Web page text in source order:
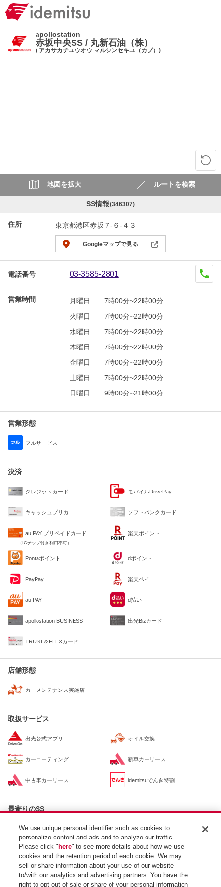
apollostation
赤坂中央SS / 丸新石油（株）
( アカサカチユウオウ マルシンセキユ（カブ）)
SS情報 (346307)
住所 東京都港区赤坂７-６-４３
Googleマップで見る
電話番号 03-3585-2801
営業時間 月曜日
7時00分~22時00分
火曜日
7時00分~22時00分
水曜日
7時00分~22時00分
木曜日
7時00分~22時00分
金曜日
7時00分~22時00分
土曜日
7時00分~22時00分
日曜日
9時00分~21時00分
地図を拡大 ルートを検索
営業形態
フルサービス
決済
クレジットカード モバイルDrivePay
キャッシュプリカ ソフトバンクカード
au PAY プリペイドカード
（ICチップ付き利用不可）
楽天ポイント
Pontaポイント dポイント
PayPay 楽天ペイ
au PAY d払い
apollostation BUSINESS 出光Bizカード
TRUST＆FLEXカード
店舗形態
カーメンテナンス実施店
取扱サービス
出光公式アプリ オイル交換
カーコーティング 新車カーリース
中古車カーリース idemitsuでんき特割
最寄りのSS
apollostation
青山中央SS / 出光リテール販売（株）東京カンパニー 約906m
apollostation
麻布SS / （株）共和ショップス
apollostation
新橋SS / 北海興業（株）
We use unique personal identifier such as cookies to
personalize content and ads and to analyze our traffic.
Please click " here" to see more details about how we use
cookies and the retention period of each cookie. We may
sell or share information about your use of our website
to/with our analytics and advertising partners. You have the
right to opt out of sale or share of your personal information